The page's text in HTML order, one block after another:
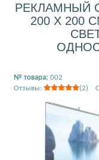
РЕКЛАМНЫЙ
200 X 200
№ товара: 002
Отзывы:
(2)